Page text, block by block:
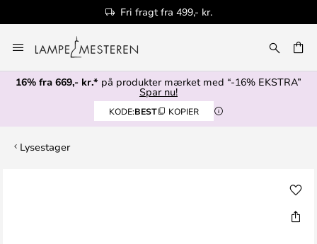
Fri fragt fra 499,- kr.
to
Content
16% fra 669,- kr.* på produkter mærket med “-16% EKSTRA”
Spar nu!
KODE:BEST KOPIER
Lysestager